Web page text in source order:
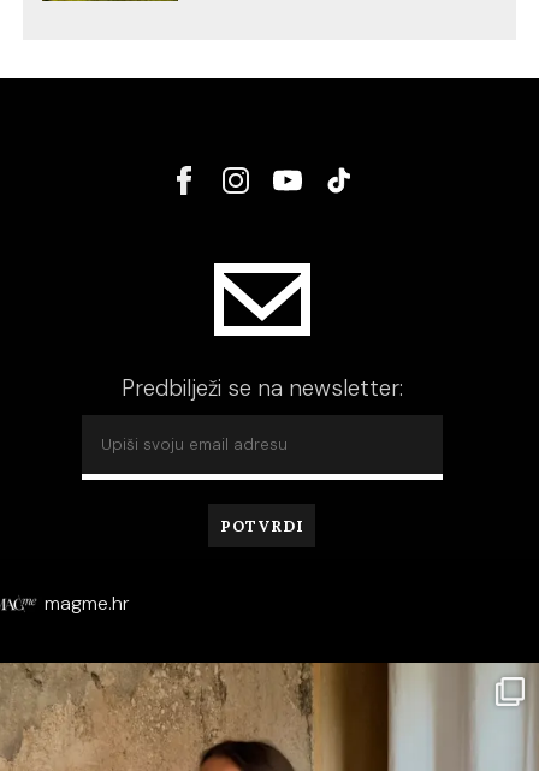
Predbilježi se na newsletter:
magme.hr